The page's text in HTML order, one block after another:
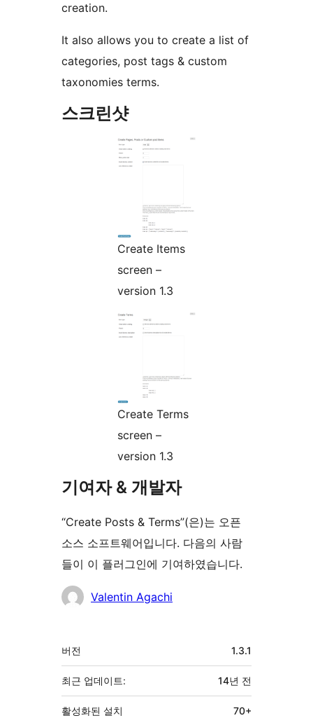
creation.
It also allows you to create a list of
categories, post tags & custom
taxonomies terms.
스크린샷
Create Items
screen –
version 1.3
Create Terms
screen –
version 1.3
기여자 & 개발자
“Create Posts & Terms”(은)는 오픈
소스 소프트웨어입니다. 다음의 사람
들이 이 플러그인에 기여하였습니다.
기
Valentin Agachi
기
초
버전 1.3.1
최근 업데이트: 14년 전
활성화된 설치 70+